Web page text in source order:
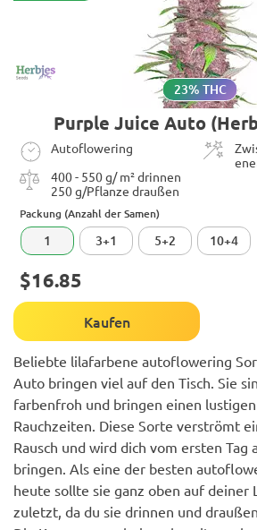
23% THC
Purple Juice Auto
Autoflowering
400 - 550 g/ m² drinnen
250 g/Pflanze draußen
Packung (Anzahl der Samen)
1 3+1 5+2 10+4
$16.85
Kaufen
Beliebte lilafarbene autoflowering
Auto bringen viel auf den Tisch. Sie
farbenfroh und bringen einen
Rauchzeiten. Diese Sorte verströmt
Rausch und wird dich vom ersten Tag
bringen. Als eine der besten
heute sollte sie ganz oben auf deiner
zuletzt, da du sie drinnen und